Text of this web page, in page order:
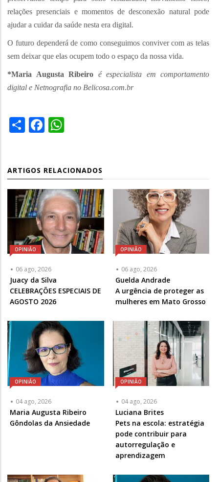
relações presenciais e momentos de desconexão natural pode
ajudar a cuidar da saúde nesta era digital.
O futuro dependerá de como conseguimos conviver com as telas
sem deixar que elas ocupem todo o espaço da nossa vida.
*Maria Augusta Ribeiro é especialista em comportamento
digital e Netnografia no Belicosa.com.br
ShareFacebook
ARTIGOS RELACIONADOS
OPINIÃO
06 ago, 2026
Articulista
ou
Chamada
Opcional
Juacy da Silva
CELEBRAÇÕES ESPECIAIS DE
AGOSTO 2026
OPINIÃO
06 ago, 2026
Articulista
ou
Chamada
Opcional
Guelda Andrade
A urgência de proteger as
mulheres em Mato Grosso
OPINIÃO
04 ago, 2026
Articulista
ou
Maria Augusta Ribeiro
Gôndolas da Ansiedade
OPINIÃO
04 ago, 2026
Articulista
ou
Chamada
-
Opcional
Luciana Brites
Pets na escola: estratégia
pode contribuir para
autorregulação e
aprendizagem